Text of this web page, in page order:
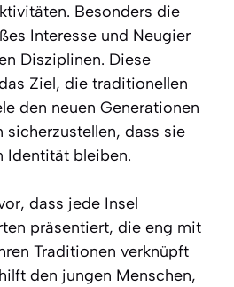
Besonders die
Interesse und Neugier
Disziplinen. Diese
Ziel, die traditionellen
den neuen Generationen
sicherzustellen, dass sie
Identität bleiben.
dass jede Insel
präsentiert, die eng mit
Traditionen verknüpft
den jungen Menschen,